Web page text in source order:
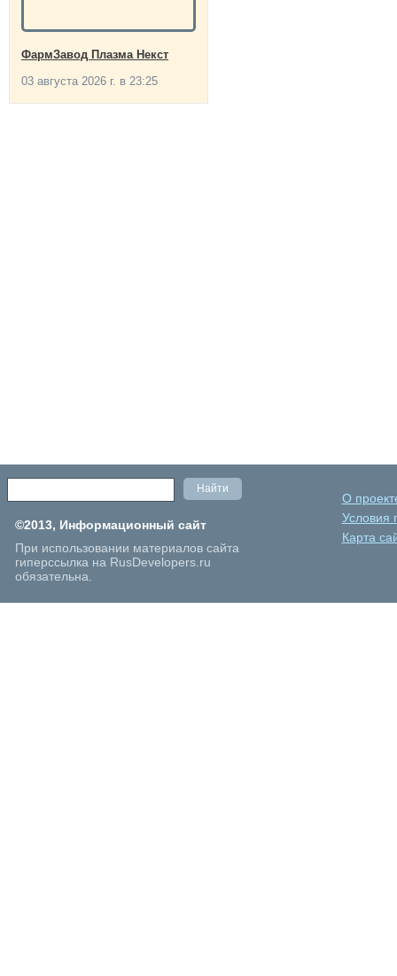
ФармЗавод Плазма Некст
03 августа 2026 г. в 23:25
©2013, Информационный сайт
При использовании материалов сайта
гиперссылка на RusDevelopers.ru
обязательна.
О
Условия
Карта